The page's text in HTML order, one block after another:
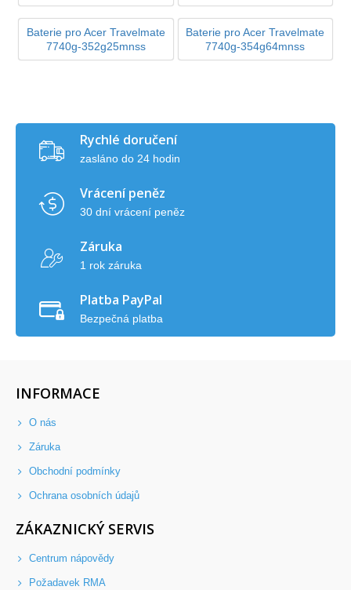
Baterie pro Acer Travelmate
7740g-352g25mnss
Baterie pro Acer Travelmate
7740g-354g64mnss
Rychlé doručení
zasláno do 24 hodin
Vrácení peněz
30 dní vrácení peněz
Záruka
1 rok záruka
Platba PayPal
Bezpečná platba
INFORMACE
O nás
Záruka
Obchodní podmínky
Ochrana osobních údajů
ZÁKAZNICKÝ SERVIS
Centrum nápovědy
Požadavek RMA